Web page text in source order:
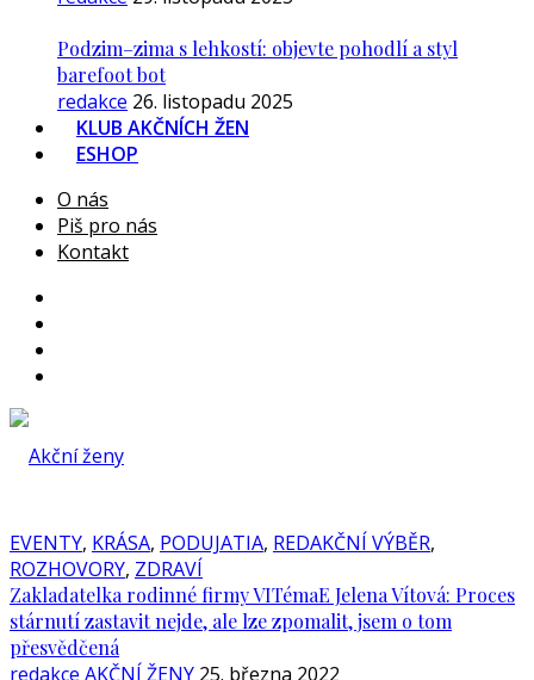
Podzim–zima s lehkostí: objevte pohodlí a styl
barefoot bot
redakce 26. listopadu 2025
KLUB AKČNÍCH ŽEN
ESHOP
O nás
Piš pro nás
Kontakt
EVENTY, KRÁSA, PODUJATIA, REDAKČNÍ VÝBĚR,
ROZHOVORY, ZDRAVÍ
Zakladatelka rodinné firmy VITémaE Jelena Vítová: Proces
stárnutí zastavit nejde, ale lze zpomalit, jsem o tom
přesvědčená
redakce AKČNÍ ŽENY 25. března 2022